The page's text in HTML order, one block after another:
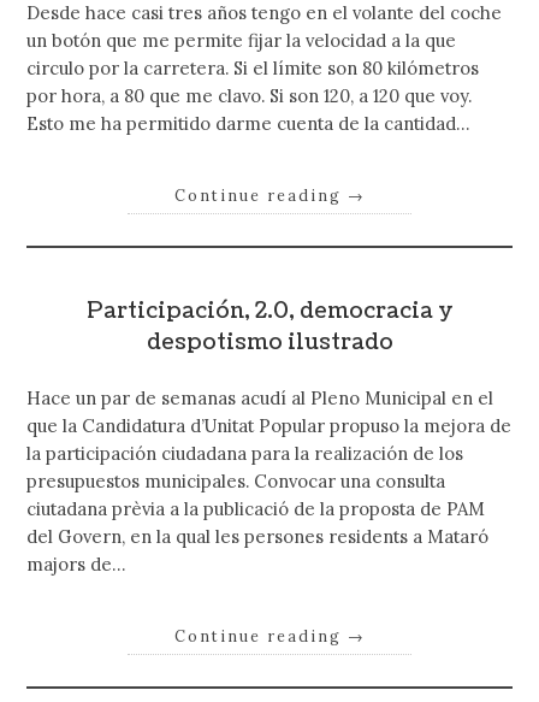
Desde hace casi tres años tengo en el volante del coche
un botón que me permite fijar la velocidad a la que
circulo por la carretera. Si el límite son 80 kilómetros
por hora, a 80 que me clavo. Si son 120, a 120 que voy.
Esto me ha permitido darme cuenta de la cantidad…
Continue reading →
Participación, 2.0, democracia y
despotismo ilustrado
Hace un par de semanas acudí al Pleno Municipal en el
que la Candidatura d’Unitat Popular propuso la mejora de
la participación ciudadana para la realización de los
presupuestos municipales. Convocar una consulta
ciutadana prèvia a la publicació de la proposta de PAM
del Govern, en la qual les persones residents a Mataró
majors de…
Continue reading →